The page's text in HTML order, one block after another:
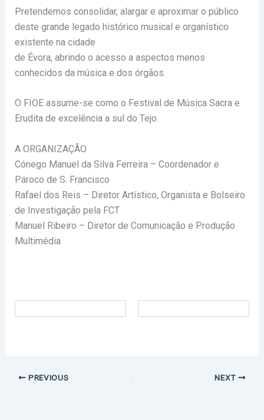
Pretendemos consolidar, alargar e aproximar o público
deste grande legado histórico musical e organístico
existente na cidade
de Évora, abrindo o acesso a aspectos menos
conhecidos da música e dos órgãos.
O FIOE assume-se como o Festival de Música Sacra e
Erudita de excelência a sul do Tejo.
A ORGANIZAÇÃO
Cónego Manuel da Silva Ferreira – Coordenador e
Pároco de S. Francisco
Rafael dos Reis – Diretor Artístico, Organista e Bolseiro
de Investigação pela FCT
Manuel Ribeiro – Diretor de Comunicação e Produção
Multimédia
PREVIOUS NEXT